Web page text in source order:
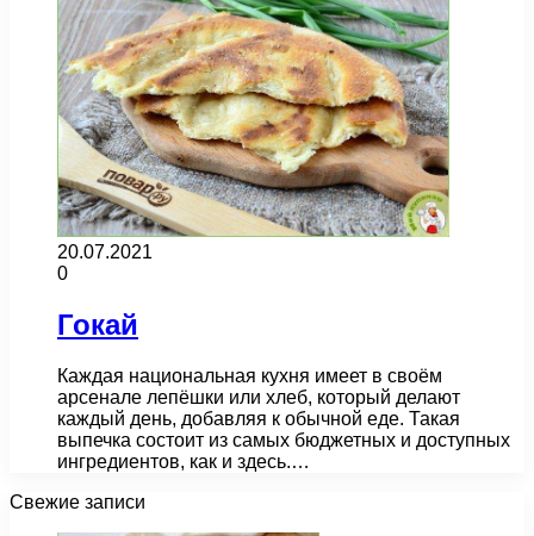
20.07.2021
0
Гокай
Каждая национальная кухня имеет в своём
арсенале лепёшки или хлеб, который делают
каждый день, добавляя к обычной еде. Такая
выпечка состоит из самых бюджетных и доступных
ингредиентов, как и здесь.…
Свежие записи